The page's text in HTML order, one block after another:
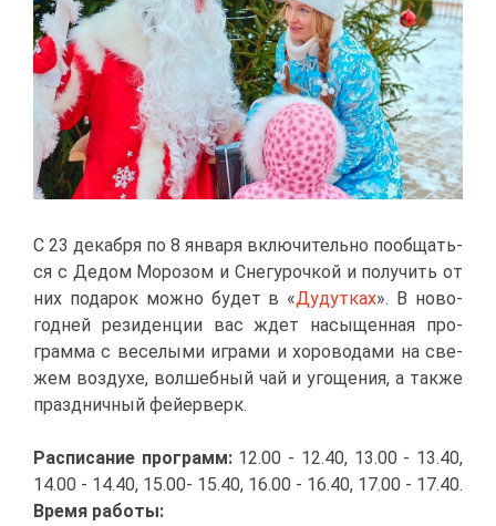
С 23 де­каб­ря по 8 ян­ва­ря вклю­чи­тель­но по­об­щать­
ся с Де­дом Мо­ро­зом и Сне­гу­роч­кой и по­лу­чить от
них по­да­рок мож­но бу­дет в «Ду­дут­ках». В но­во­
год­ней ре­зи­ден­ции вас ждет на­сы­щен­ная про­
грам­ма с ве­се­лы­ми иг­ра­ми и хо­ро­во­да­ми на све­
жем воз­ду­хе, вол­шеб­ный чай и уго­ще­ния, а та­к­же
празд­нич­ный фей­ер­верк.
Рас­пи­са­ние про­грамм:12.00 - 12.40, 13.00 - 13.40,
14.00 - 14.40, 15.00- 15.40, 16.00 - 16.40, 17.00 - 17.40.
Вре­мя ра­бо­ты: